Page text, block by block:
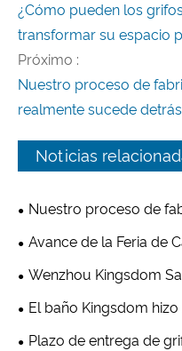
¿Cómo pueden los
transformar su espacio
Próximo :
Nuestro proceso de
realmente sucede
Noticias
Nuestro proceso de
realmente sucede
Avance de la Feria de
grifos se centrarán los
Wenzhou Kingsdom
Feria de Cantón:
El baño Kingsdom
de Kitchen & Bath de
Plazo de entrega de